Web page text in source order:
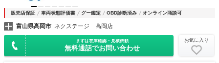
販売店保証 車両状態評価書 グー鑑定 OBD診断済み オンライン商談可
富山県高岡市 ネクステージ 高岡店
まずは在庫確認・見積依頼
無料通話でお問い合わせ
お気に入り